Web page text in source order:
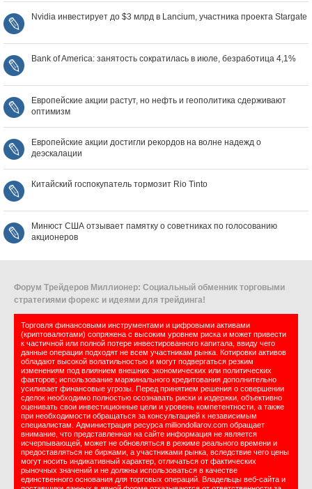
Nvidia инвестирует до $3 млрд в Lancium, участника проекта Stargate
Bank of America: занятость сократилась в июле, безработица 4,1%
Европейские акции растут, но нефть и геополитика сдерживают
оптимизм
Европейские акции достигли рекордов на волне надежд о
деэскалации
Китайский госпокупатель тормозит Rio Tinto
Минюст США отзывает памятку о советниках по голосованию
акционеров
Форум Трейдеров Миллионер: Социальный обменник торговыми
стратегиями форекс и идеями для трейдинга!
Торговля финансовыми инструментами и цифровыми активами
(криптовалютами) сопряжена с высоким уровнем риска и может привести
к частичной или полной потере инвестированного капитала, ввиду чего
данные операции подходят не всем участникам рынка. Котировки активов
обладают высокой волатильностью и могут подвергаться резким
изменениям под влиянием внешних экономических или политических
факторов; использование маржинального кредитования дополнительно
усиливает финансовые угрозы. Перед принятием решения о совершении
сделок необходимо полностью осознавать риски и издержки, объективно
оценивать свои инвестиционные цели и уровень компетентности, а также
при необходимости обращаться за консультацией к независимым
специалистам. Администрация ресурса milliondollarov.com обращает
внимание, что представленная на сайте информация не является
исчерпывающей, может не обновляться в режиме реального времени и
предоставляться не биржами, а участниками рынка, вследствие чего цены
могут носить индикативный характер, отличаться от фактических
рыночных значений и не должны использоваться в качестве
единственного основания для торговых операций. Владельцы веб-сайта и